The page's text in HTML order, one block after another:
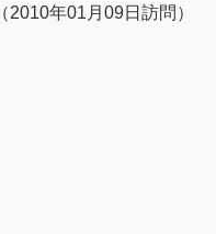
（2010年01月09日訪問）